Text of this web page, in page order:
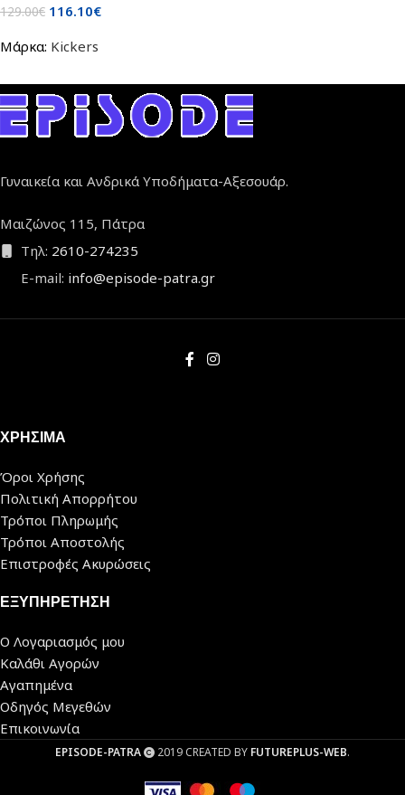
129.00€ 116.10€
Μάρκα: Kickers
Γυναικεία και Ανδρικά Υποδήματα-Αξεσουάρ.
Μαιζώνος 115, Πάτρα
Τηλ: 2610-274235
E-mail: info@episode-patra.gr
ΧΡΗΣΙΜΑ
Όροι Χρήσης
Πολιτική Απορρήτου
Τρόποι Πληρωμής
Τρόποι Αποστολής
Επιστροφές Ακυρώσεις
ΕΞΥΠΗΡΕΤΗΣΗ
Ο Λογαριασμός μου
Καλάθι Αγορών
Αγαπημένα
Οδηγός Μεγεθών
Επικοινωνία
EPISODE-PATRA 2019 CREATED BY FUTUREPLUS-WEB.